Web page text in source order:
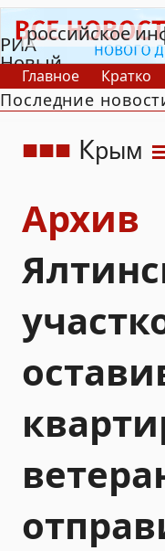
РИА
Новый
День
российское
Главное Кратко
В России
В мире
Последние
Крым
Архив